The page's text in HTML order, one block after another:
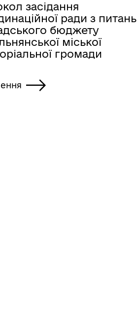
засідання
ради з питань
бюджету
міської
громади